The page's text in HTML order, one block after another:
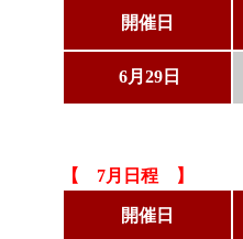
開催日
6月29日
【 7月日程 】
開催日